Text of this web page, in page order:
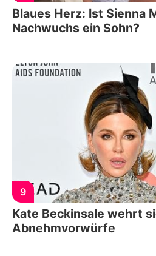
Blaues Herz: Ist Sienna
Nachwuchs ein Sohn?
9
Kate Beckinsale wehrt
Abnehmvorwürfe